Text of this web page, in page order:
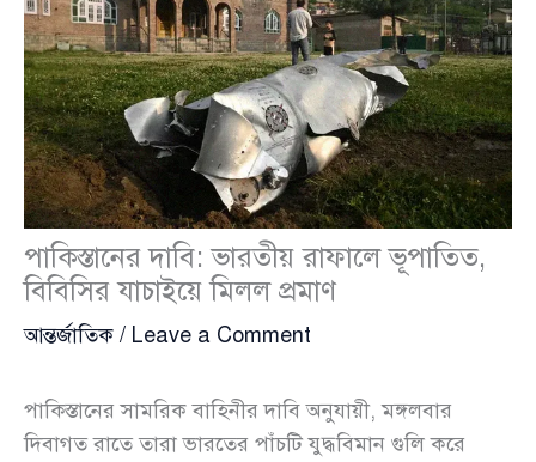
পাকিস্তানের দাবি: ভারতীয় রাফালে ভূপাতিত,
বিবিসির যাচাইয়ে মিলল প্রমাণ
আন্তর্জাতিক / Leave a Comment
পাকিস্তানের সামরিক বাহিনীর দাবি অনুযায়ী, মঙ্গলবার
দিবাগত রাতে তারা ভারতের পাঁচটি যুদ্ধবিমান গুলি করে